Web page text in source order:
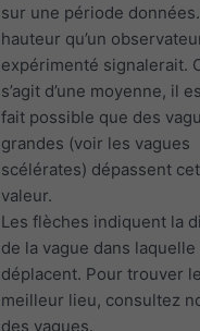
sur une période données.
hauteur qu’un
expérimenté signalerait.
s’agit d’une moyenne, il
fait possible que des
grandes (voir les vagues
scélérates) dépassent
valeur.
Les flèches indiquent la
de la vague dans
déplacent. Pour trouver
meilleur lieu, consultez
des vagues.